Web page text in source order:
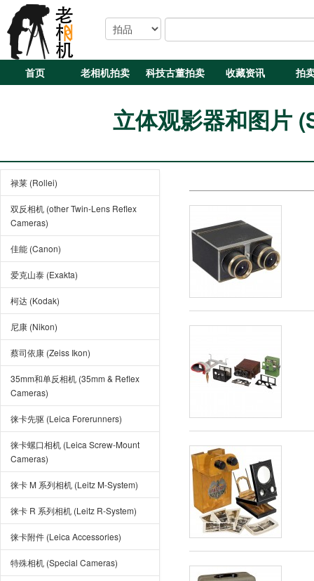
首页 老相机拍卖 科技古董拍卖 收藏资讯 拍
立体观影器和图片
禄莱 (Rollei)
双反相机 (other Twin-Lens Reflex
Cameras)
佳能 (Canon)
爱克山泰 (Exakta)
柯达 (Kodak)
尼康 (Nikon)
蔡司依康 (Zeiss Ikon)
35mm和单反相机 (35mm & Reflex
Cameras)
徕卡先驱 (Leica Forerunners)
徕卡螺口相机 (Leica Screw-Mount
Cameras)
徕卡 M 系列相机 (Leitz M-System)
徕卡 R 系列相机 (Leitz R-System)
徕卡附件 (Leica Accessories)
特殊相机 (Special Cameras)